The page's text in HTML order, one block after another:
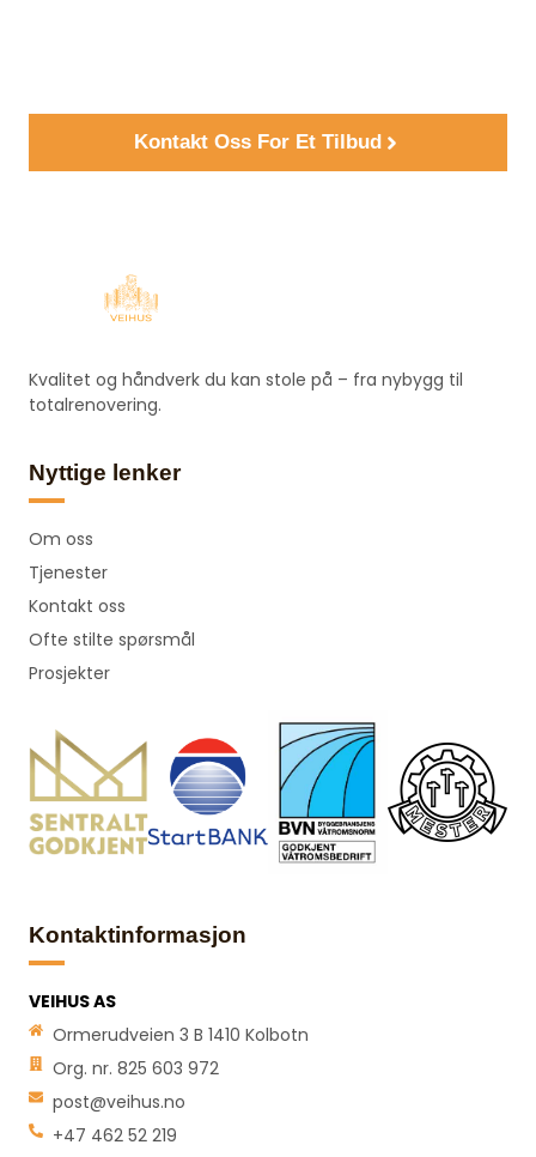
Kontakt Oss For Et Tilbud
Kvalitet og håndverk du kan stole på – fra nybygg til
totalrenovering.
Nyttige lenker
Om oss
Tjenester
Kontakt oss
Ofte stilte spørsmål
Prosjekter
Kontaktinformasjon
VEIHUS AS
Ormerudveien 3 B 1410 Kolbotn
Org. nr. 825 603 972
post@veihus.no
+47 462 52 219